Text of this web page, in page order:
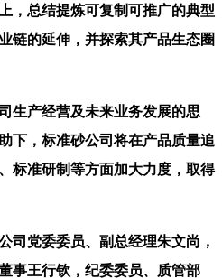
，总结提炼可复制可推广的典型
链的延伸，并探索其产品生态圈
产经营及未来业务发展的思
下，标准砂公司将在产品质量追
标准研制等方面加大力度，取得
党委委员、副总经理朱文尚，
事王行钦，纪委委员、质管部